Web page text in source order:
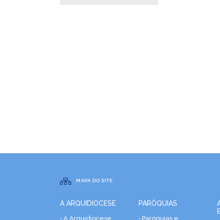
MAPA DO SITE
A ARQUIDIOCESE
• A Arquidiocese
PARÓQUIAS
• Paróquias e